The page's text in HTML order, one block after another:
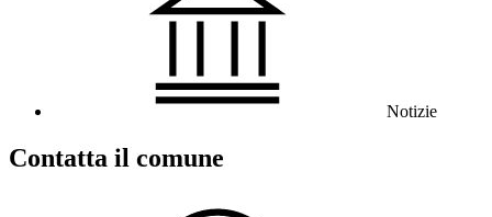
Notizie
Contatta il comune